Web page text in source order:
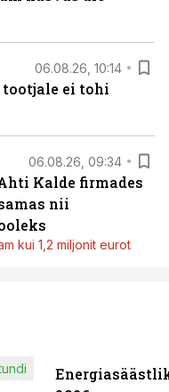
06.08.26, 10:14
ei tohi
06.08.26, 09:34
Kalde firmades
nii
kui 1,2 miljonit eurot